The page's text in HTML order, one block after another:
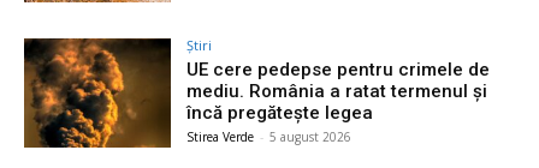
Știri
UE cere pedepse pentru crimele de
mediu. România a ratat termenul și
încă pregătește legea
Stirea Verde - 5 august 2026